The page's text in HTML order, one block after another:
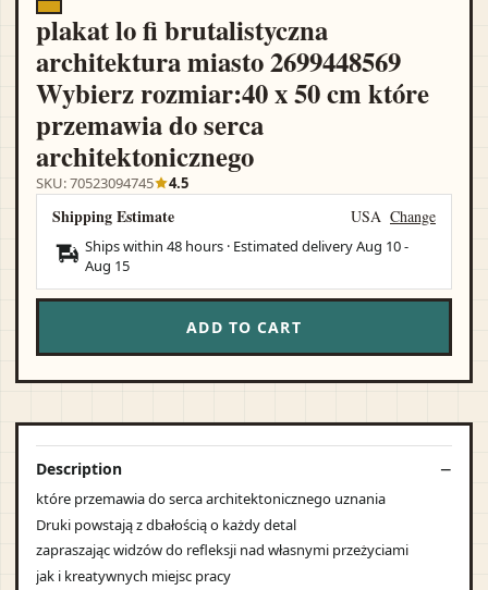
plakat lo fi brutalistyczna
architektura miasto 2699448569
Wybierz rozmiar:40 x 50 cm które
przemawia do serca
architektonicznego
SKU: 70523094745 4.5
Shipping Estimate USA Change
Ships within 48 hours · Estimated deliveryAug 10-
Aug 15
ADD TO CART
Description
które przemawia do serca architektonicznego uznania
Druki powstają z dbałością o każdy detal
zapraszając widzów do refleksji nad własnymi przeżyciami
jak i kreatywnych miejsc pracy